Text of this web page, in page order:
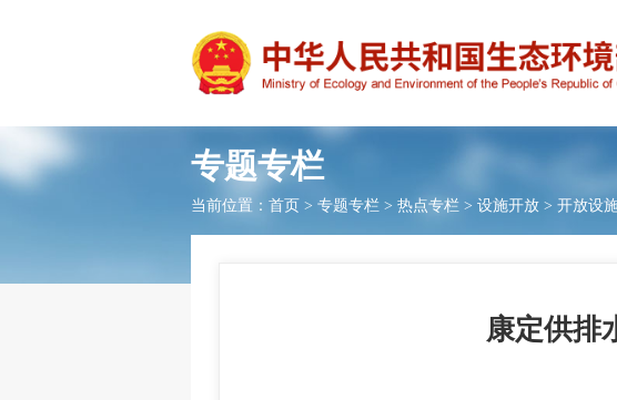
专题专栏
当前位置： 首页 > 专题专栏 > 热点专栏 > 设施开放 > 开放设
康定供排